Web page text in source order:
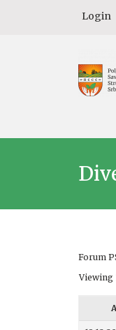
Login
Forum
Viewing